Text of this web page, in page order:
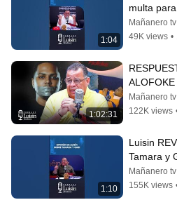
1:04
multa
Mañanero tv
49K views •
1:02:31
Mañanero tv
122K views
1:10
Luisin
Tamara y
Mañanero tv
155K views